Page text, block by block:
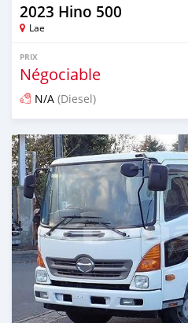
2023 Hino 500
Lae
PRIX
Négociable
N/A (Diesel)
Publié il y a 3 mois